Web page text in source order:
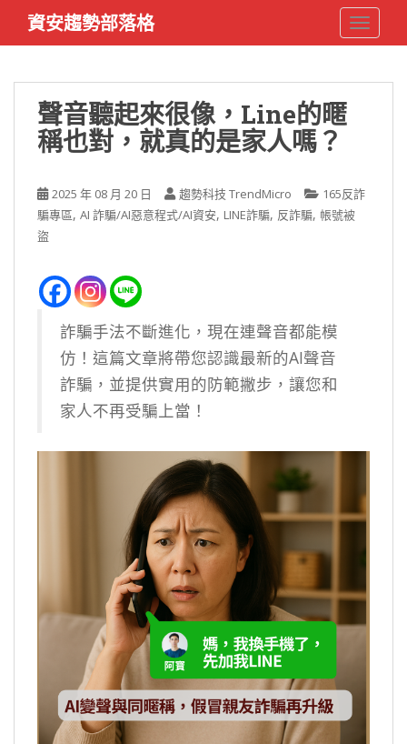
i
資安趨勢部落格
聲音聽起來很像，Line的暱
稱也對，就真的是家人嗎？
2025 年 08 月 20 日 趨勢科技 TrendMicro
165反詐
騙專區, AI 詐騙/AI惡意程式/AI資安, LINE詐騙, 反詐騙, 帳號被
盜
詐騙手法不斷進化，現在連聲音都能模
仿！這篇文章將帶您認識最新的AI聲音
詐騙，並提供實用的防範撇步，讓您和
家人不再受騙上當！